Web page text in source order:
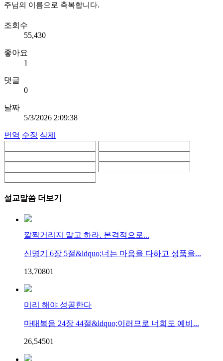
주님의 이름으로 축복합니다.
조회수
55,430
좋아요
1
댓글
0
날짜
5/3/2026 2:09:38
번역 수정 삭제
설교말씀 더보기
깔짝거리지 말고 하라. 본격적으로...
신명기 6장 5절&ldquo;너는 마음을 다하고 성품을...
13,70801
미리 해야 성공한다
마태복음 24장 44절&ldquo;이러므로 너희도 예비...
26,54501